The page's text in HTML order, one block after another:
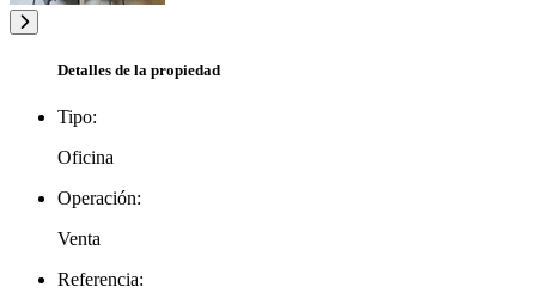
Detalles de la propiedad
Tipo:
Oficina
Operación:
Venta
Referencia: